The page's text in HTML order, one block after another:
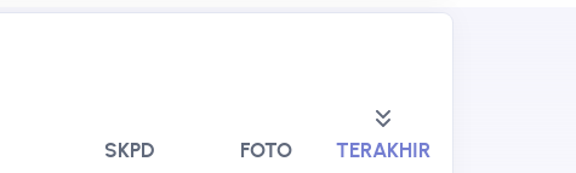
SKPD FOTO
TERAKHIR